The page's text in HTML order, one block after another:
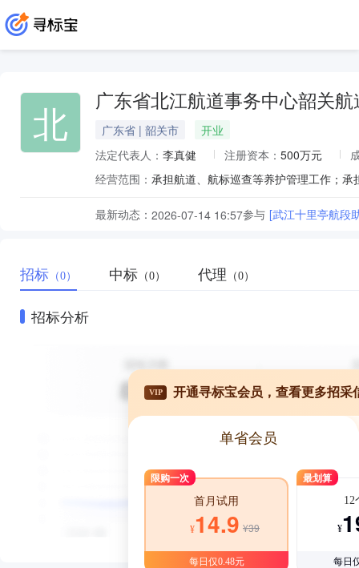
北 广东省北江航道事务中心韶关航
广东省 | 韶关市
开业
法定代表人： 李真健 注册资本： 500万元
经营范围：
最新动态： 2026-07-14 16:57参与 [武江十里亭航段
招标 （0） 中标 （0） 代理 （0）
招标分析
VIP 开通寻标宝会员，查看更多招采
单省会员
限购一次
首月试用
¥14.9 ¥39
每日仅0.48元
最划算
12
¥
每日